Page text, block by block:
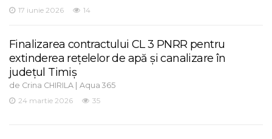
17 iunie 2026
14
Finalizarea contractului CL 3 PNRR pentru
extinderea rețelelor de apă și canalizare în
județul Timiș
de Crina CHIRILA | Aqua 365
24 martie 2026
35